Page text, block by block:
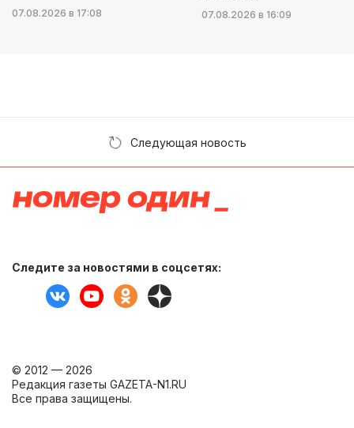
07.08.2026 в 17:08 07.08.2026 в 16:09
Следующая новость
Следите за новостями в соцсетях:
© 2012 — 2026
Редакция газеты GAZETA-N1.RU
Все права защищены.